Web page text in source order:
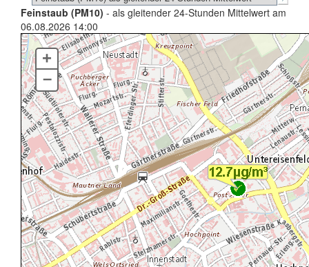
Feinstaub (PM10) - als gleitender 24-Stunden Mittelwert am
06.08.2026 14:00
+
–